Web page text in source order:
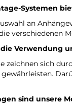
Systemen
an
verschiedenen
Verwendung
zeichnen sich
gewährleisten.
sind unsere